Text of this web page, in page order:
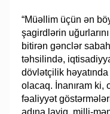
“Müəllim üçün ən
şagirdlərin
bitirən gənclər
təhsilində,
dövlətçilik
olacaq. İnanıram ki,
fəaliyyət
adına layiq, milli-